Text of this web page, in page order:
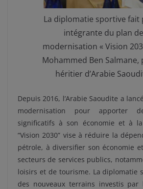
La diplomatie sportive fait
intégrante du plan de
modernisation « Vision
Mohammed Ben Salmane,
héritier d’Arabie
Depuis 2016, l’Arabie Saoudite a
modernisation pour apporter
significatifs à son économie et à
“Vision 2030” vise à réduire la
pétrole, à diversifier son économie
secteurs de services publics,
loisirs et de tourisme. La diplomatie
des nouveaux terrains investis